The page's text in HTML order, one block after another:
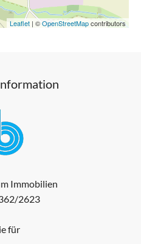
Leaflet | ©OpenStreetMapcontributors
Immobilien
2623
für